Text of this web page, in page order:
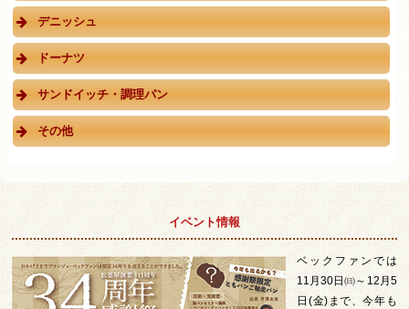
デニッシュ
ドーナツ
サンドイッチ・調理パン
その他
イベント情報
ベックファンでは
11月30日㈰～12月5
日(金)まで、今年も